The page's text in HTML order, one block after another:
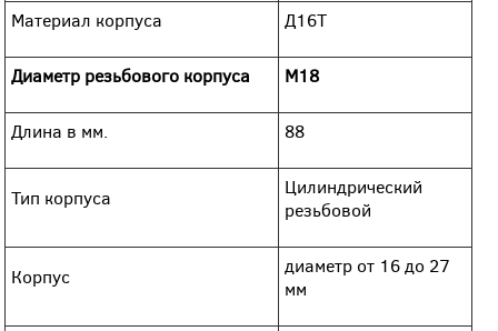
Материал корпуса Д16Т
Диаметр резьбового корпуса M18
Длина в мм. 88
Тип корпуса
Цилиндрический
резьбовой
Корпус
диаметр от 16 до 27
мм